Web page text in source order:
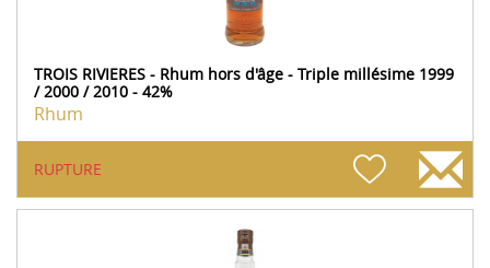
TROIS RIVIERES - Rhum hors d'âge - Triple millésime 1999
/ 2000 / 2010 - 42%
Rhum
RUPTURE